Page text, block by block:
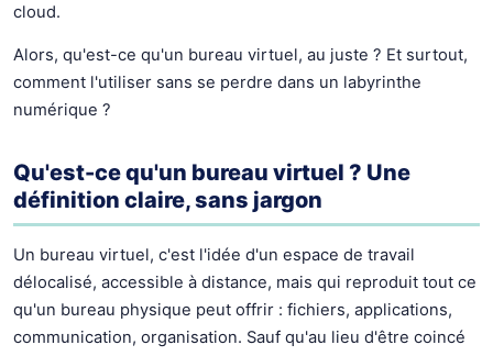
cloud.
Alors, qu'est-ce qu'un bureau virtuel, au juste ? Et surtout,
comment l'utiliser sans se perdre dans un labyrinthe
numérique ?
Qu'est-ce qu'un bureau virtuel ? Une
définition claire, sans jargon
Un bureau virtuel, c'est l'idée d'un espace de travail
délocalisé, accessible à distance, mais qui reproduit tout ce
qu'un bureau physique peut offrir : fichiers, applications,
communication, organisation. Sauf qu'au lieu d'être coincé